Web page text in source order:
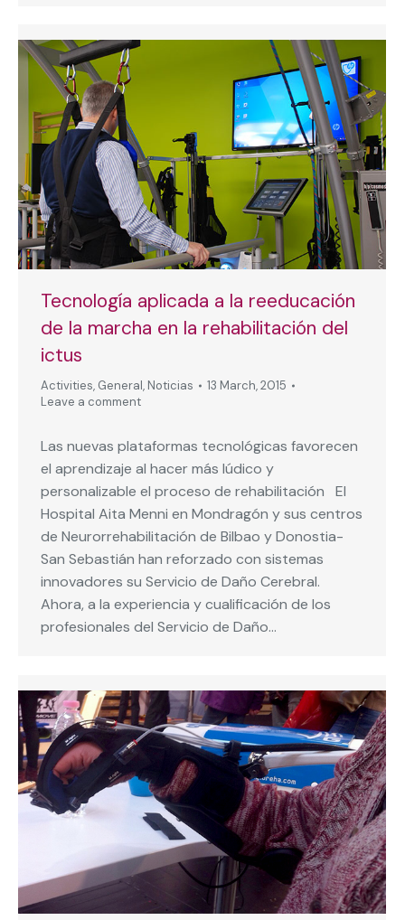
Tecnología aplicada a la reeducación
de la marcha en la rehabilitación del
ictus
Activities, General, Noticias
13 March, 2015
Leave a comment
Las nuevas plataformas tecnológicas favorecen
el aprendizaje al hacer más lúdico y
personalizable el proceso de rehabilitación El
Hospital Aita Menni en Mondragón y sus centros
de Neurorrehabilitación de Bilbao y Donostia-
San Sebastián han reforzado con sistemas
innovadores su Servicio de Daño Cerebral.
Ahora, a la experiencia y cualificación de los
profesionales del Servicio de Daño…